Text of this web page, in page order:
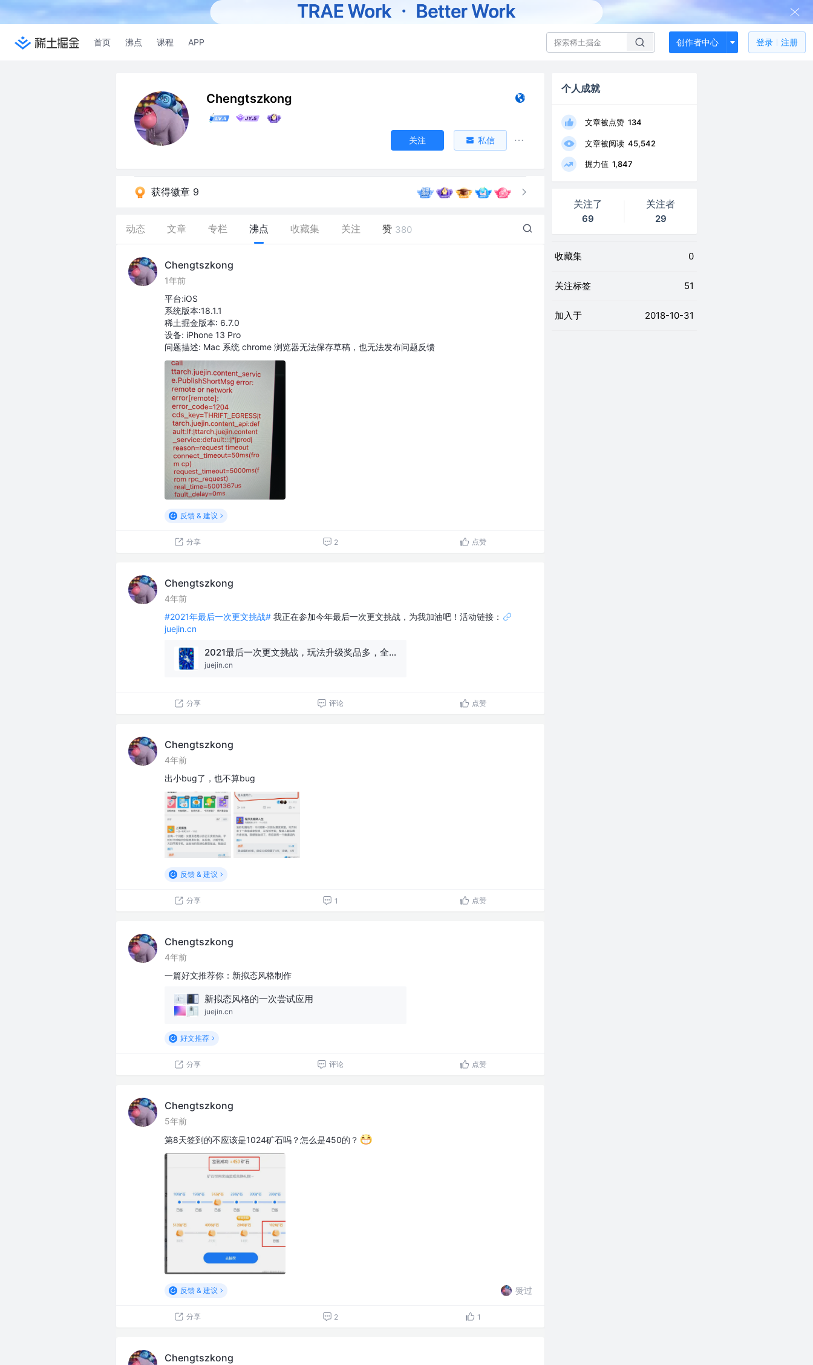
首页 沸点 课程 APP 创作者中心 登录 注册
Chengtszkong
关注 私信
获得徽章 9
动态 文章 专栏 沸点 收藏集 关注 赞 380
Chengtszkong
1年前
平台:iOS
系统版本:18.1.1
稀土掘金版本: 6.7.0
设备: iPhone 13 Pro
问题描述: Mac 系统 chrome 浏览器无法保存草稿，也无法发布问题反馈
反馈 & 建议
分享 2 点赞
Chengtszkong
4年前
#2021年最后一次更文挑战# 我正在参加今年最后一次更文挑战，为我加油吧！活动链接：
juejin.cn
2021最后一次更文挑战，玩法升级奖品多，全新体验等你来
juejin.cn
分享 评论 点赞
Chengtszkong
4年前
出小bug了，也不算bug
反馈 & 建议
分享 1 点赞
Chengtszkong
4年前
一篇好文推荐你：新拟态风格制作
新拟态风格的一次尝试应用
juejin.cn
好文推荐
分享 评论 点赞
Chengtszkong
5年前
第8天签到的不应该是1024矿石吗？怎么是450的？
反馈 & 建议 赞过
分享 2 1
Chengtszkong
个人成就
文章被点赞 134
文章被阅读 45,542
掘力值 1,847
关注了
69
关注者
29
收藏集 0
关注标签 51
加入于 2018-10-31